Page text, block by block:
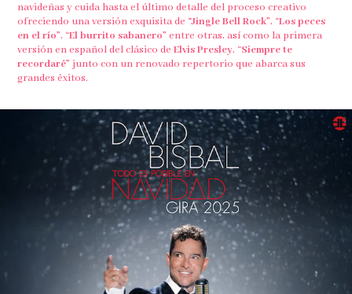
navideñas y cuida hasta el último detalle del proceso creativo
ofreciendo una versión exquisita de “Jingle Bell Rock”, “Los peces
en el río”, “El burrito sabanero” entre otras, así como la primera
versión en español del clásico deElvis Presley, “Siempre te
recordaré” junto con un renovado repertorio que abarca sus
grandes éxitos.